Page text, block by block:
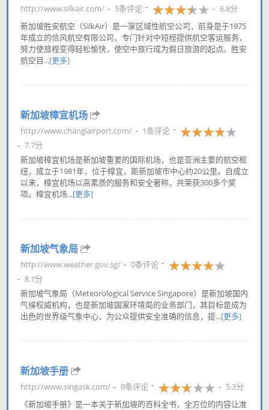
http://www.silkair.com/ 5条评论
6.8分
新加坡胜安航空（SilkAir）是一家区域性航空公司，前身是于1975
年成立的信风航空有限公司，专门针对中短程提供航空客运服务，
努力使旅程变得轻松愉快，使空中旅行成为假日旅游的起点。胜安
航空目...[更多]
新加坡樟宜机场
http://www.changiairport.com/
1条评论
7.7分
新加坡樟宜机场是新加坡重要的国际机场，也是亚洲主要的航空枢
纽，成立于1981年，位于樟宜，距新加坡市中心约20公里。自成立
以来，樟宜机场以高素质的服务和安全著称，共荣获300多个奖
项。樟宜机场...[更多]
新加坡气象局
http://www.weather.gov.sg/
0条评论
8.1分
新加坡气象局（Meteorological Service Singapore）是新加坡国内
气候权威机构，也是新加坡国家环境局的业务部门，其目标是成为
出色的世界级气象中心，为公众提供安全准确的信息，提...[更多]
新加坡手册
http://www.singask.com/ 0条评论
5.3分
《新加坡手册》是一本关于新加坡的百科全书，全方位的内容让准